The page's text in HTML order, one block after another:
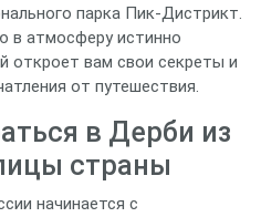
парка Пик-Дистрикт.
в атмосферу истинно
откроет вам свои секреты и
от путешествия.
в Дерби из
страны
начинается с